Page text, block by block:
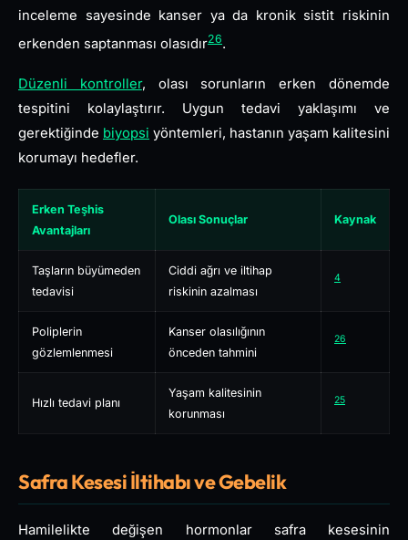
inceleme sayesinde kanser ya da kronik sistit riskinin
erkenden saptanması olasıdır26.
Düzenli kontroller, olası sorunların erken dönemde
tespitini kolaylaştırır. Uygun tedavi yaklaşımı ve
gerektiğinde biyopsi yöntemleri, hastanın yaşam kalitesini
korumayı hedefler.
Erken Teşhis
Avantajları
Olası Sonuçlar Kaynak
Taşların büyümeden
tedavisi
Ciddi ağrı ve iltihap
riskinin azalması
4
Poliplerin
gözlemlenmesi
Kanser olasılığının
önceden tahmini
26
Hızlı tedavi planı
Yaşam kalitesinin
korunması
25
Safra Kesesi İltihabı ve Gebelik
Hamilelikte değişen hormonlar safra kesesinin